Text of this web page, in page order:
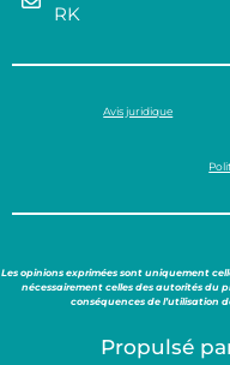
RK
Avis juridique
Les opinions exprimées sont uniquement
nécessairement celles des autorités du
conséquences de l’utilisation
Propulsé